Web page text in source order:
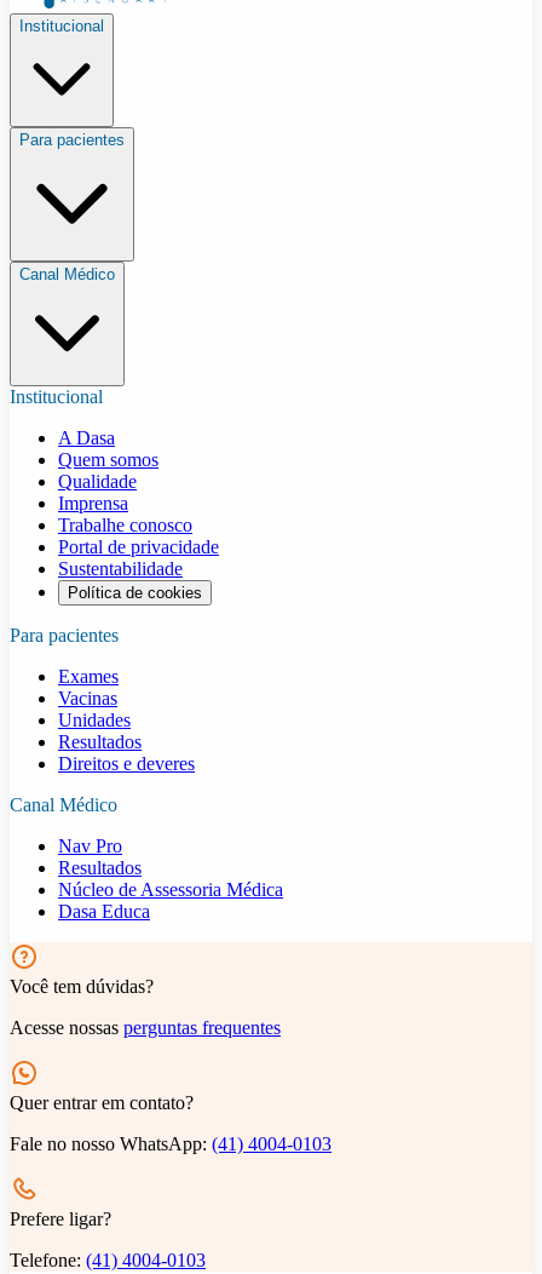
Institucional
Para pacientes
Canal Médico
Institucional
A Dasa
Quem somos
Qualidade
Imprensa
Trabalhe conosco
Portal de privacidade
Sustentabilidade
Política de cookies
Para pacientes
Exames
Vacinas
Unidades
Resultados
Direitos e deveres
Canal Médico
Nav Pro
Resultados
Núcleo de Assessoria Médica
Dasa Educa
Você tem dúvidas?
Acesse nossas perguntas frequentes
Quer entrar em contato?
Fale no nosso WhatsApp: (41) 4004-0103
Prefere ligar?
Telefone: (41) 4004-0103